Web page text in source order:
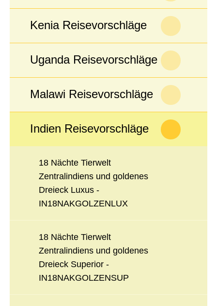
Kenia Reisevorschläge
Uganda Reisevorschläge
Malawi Reisevorschläge
Indien Reisevorschläge
18 Nächte Tierwelt
Zentralindiens und goldenes
Dreieck Luxus -
IN18NAKGOLZENLUX
18 Nächte Tierwelt
Zentralindiens und goldenes
Dreieck Superior -
IN18NAKGOLZENSUP